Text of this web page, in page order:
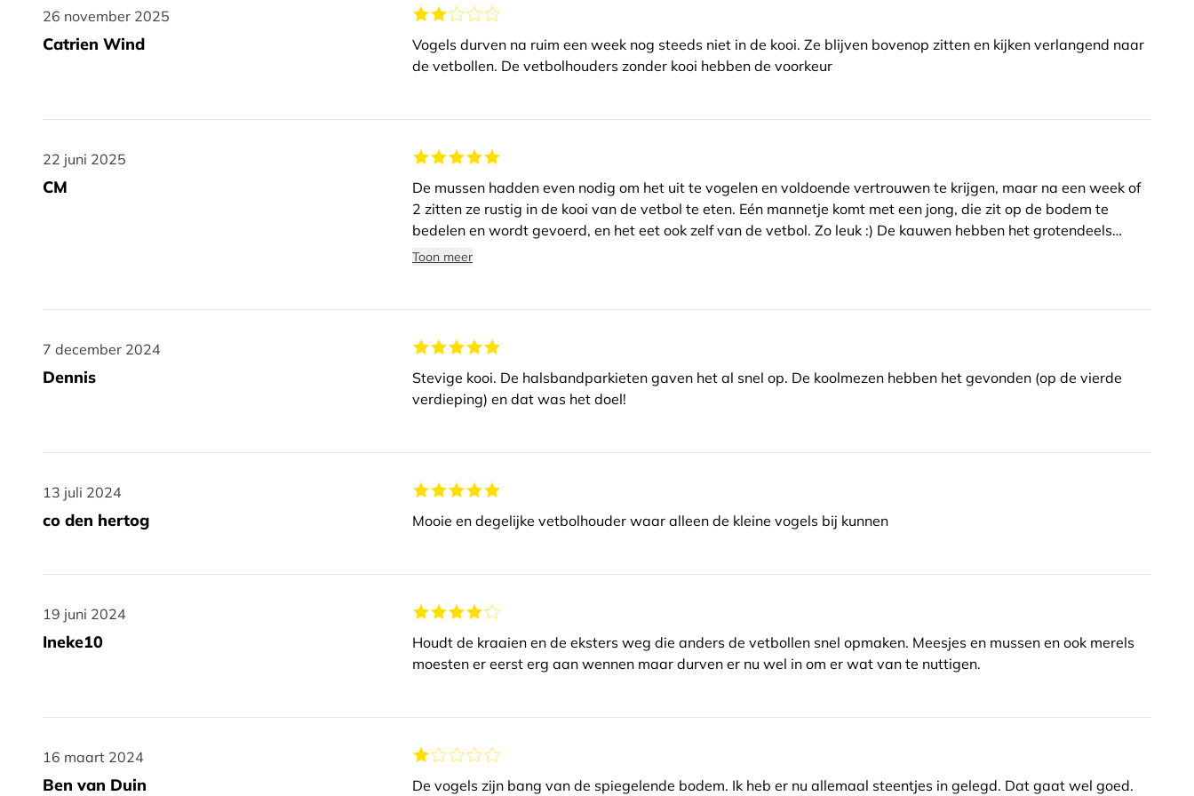
26 november 2025
26 november 2025
Catrien Wind
Vogels durven na ruim een week nog steeds niet in de kooi. Ze blijven bovenop zitten en kijken verlangend naar
de vetbollen. De vetbolhouders zonder kooi hebben de voorkeur
22 juni 2025
22 juni 2025
CM
De mussen hadden even nodig om het uit te vogelen en voldoende vertrouwen te krijgen, maar na een week of
2 zitten ze rustig in de kooi van de vetbol te eten. Eén mannetje komt met een jong, die zit op de bodem te
bedelen en wordt gevoerd, en het eet ook zelf van de vetbol. Zo leuk :) De kauwen hebben het grotendeels
opgegeven, af en toe komt er nog één wat kruimels van de bodemplaat pikken maar verder hebben de mussen
Toon meer
7 december 2024
7 december 2024
Dennis
Stevige kooi. De halsbandparkieten gaven het al snel op. De koolmezen hebben het gevonden (op de vierde
verdieping) en dat was het doel!
13 juli 2024
13 juli 2024
co den hertog Mooie en degelijke vetbolhouder waar alleen de kleine vogels bij kunnen
19 juni 2024
19 juni 2024
Ineke10
Houdt de kraaien en de eksters weg die anders de vetbollen snel opmaken. Meesjes en mussen en ook merels
moesten er eerst erg aan wennen maar durven er nu wel in om er wat van te nuttigen.
16 maart 2024
16 maart 2024
Ben van Duin De vogels zijn bang van de spiegelende bodem. Ik heb er nu allemaal steentjes in gelegd. Dat gaat wel goed.